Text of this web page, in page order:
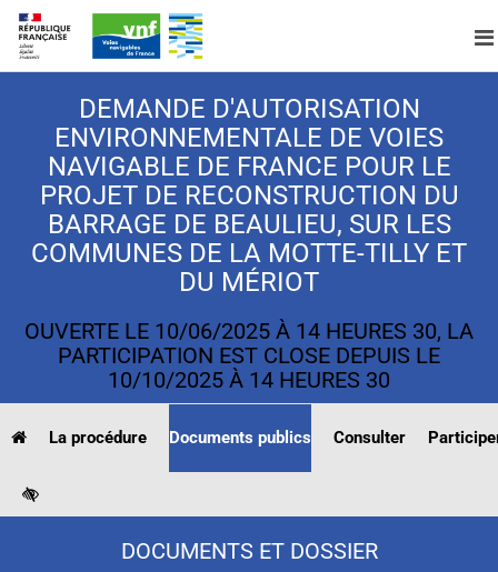
DEMANDE D'AUTORISATION
ENVIRONNEMENTALE DE VOIES
NAVIGABLE DE FRANCE POUR LE
PROJET DE RECONSTRUCTION DU
BARRAGE DE BEAULIEU, SUR LES
COMMUNES DE LA MOTTE-TILLY ET
DU MÉRIOT
OUVERTE LE 10/06/2025 À 14 HEURES 30, LA
PARTICIPATION EST CLOSE DEPUIS LE
10/10/2025 À 14 HEURES 30
La procédure Documents publics (current)
Consulter
DOCUMENTS ET DOSSIER